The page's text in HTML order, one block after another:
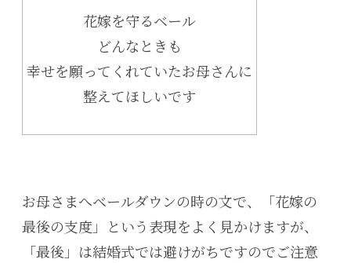
花嫁を守るベール
どんなときも
幸せを願ってくれていたお母さんに
整えてほしいです
お母さまへベールダウンの時の文で、「花嫁の
最後の支度」という表現をよく見かけますが、
「最後」は結婚式では避けがちですのでご注意